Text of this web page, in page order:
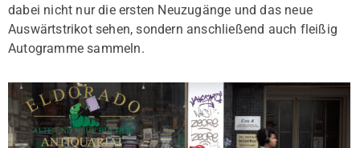
dabei nicht nur die ersten Neuzugänge und das neue
Auswärtstrikot sehen, sondern anschließend auch fleißig
Autogramme sammeln.